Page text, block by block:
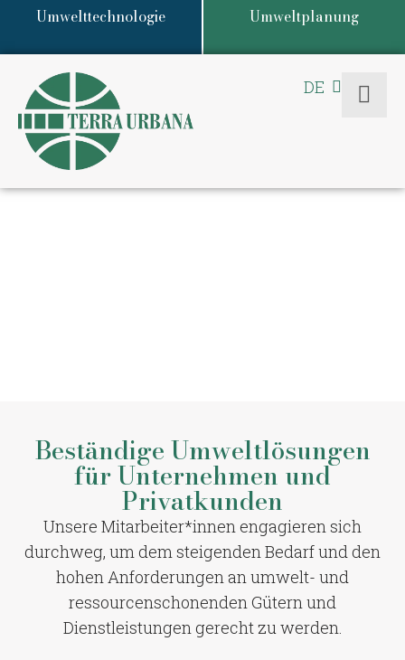
Umwelttechnologie Umweltplanung
DE
EN
Beständige Umweltlösungen
für Unternehmen und
Privatkunden
Unsere Mitarbeiter*innen engagieren sich
durchweg, um dem steigenden Bedarf und den
hohen Anforderungen an umwelt- und
ressourcenschonenden Gütern und
Dienstleistungen gerecht zu werden.